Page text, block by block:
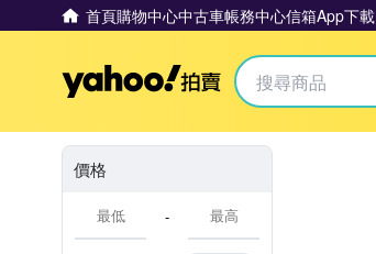
首頁購物中心中古車帳務中心信箱App下載
Yahoo拍賣
價格
-